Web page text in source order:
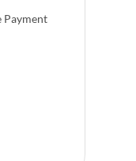
Payment